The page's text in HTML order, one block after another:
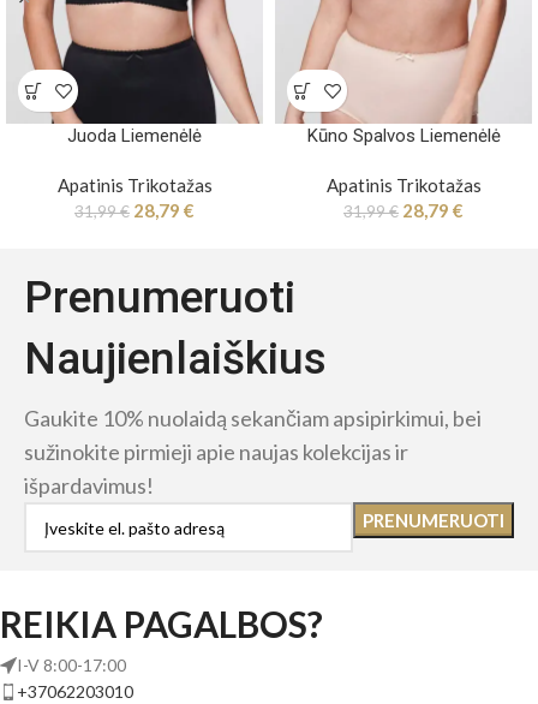
Juoda Liemenėlė
Apatinis Trikotažas
31,99€ 28,79 €
Kūno Spalvos Liemenėlė
Apatinis Trikotažas
31,99€ 28,79 €
Prenumeruoti
Naujienlaiškius
Gaukite 10% nuolaidą sekančiam apsipirkimui, bei
sužinokite pirmieji apie naujas kolekcijas ir
išpardavimus!
REIKIA PAGALBOS?
I-V 8:00-17:00
+37062203010